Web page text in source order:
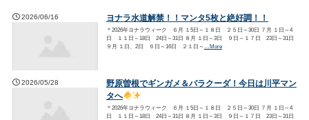
2026/06/16 ヨナラ水道解禁！！マンタ5枚と絶好調！！
＊2026年ヨナラウィーク ６月 １5日～１８日 ２５日～30日 ７月 １日～4
日 １１日～18日 24日～31日 ８月 １日～3日 ９日～１７日 23日～31日
９月 １日、2日 ６日～16日 ２１日～
…More
2026/05/28
野原曽根でギンガメ＆バラクーダ！今日は川平マン
タへ
＊2026年ヨナラウィーク ６月 １5日～１８日 ２５日～30日 ７月 １日～4
日 １１日～18日 24日～31日 ８月 １日～3日 ９日～１７日 23日～31日